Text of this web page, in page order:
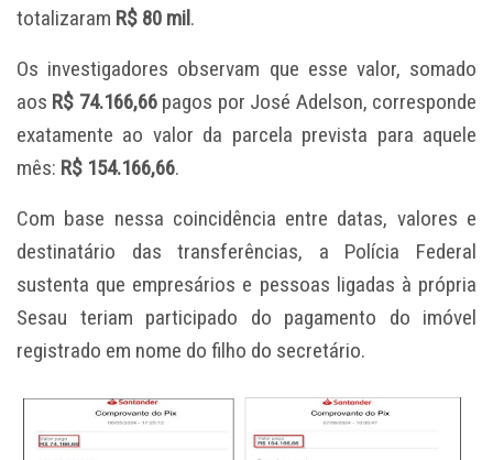
totalizaram R$ 80 mil.
Os investigadores observam que esse valor, somado
aos R$ 74.166,66pagos por José Adelson, corresponde
exatamente ao valor da parcela prevista para aquele
mês: R$ 154.166,66.
Com base nessa coincidência entre datas, valores e
destinatário das transferências, a Polícia Federal
sustenta que empresários e pessoas ligadas à própria
Sesau teriam participado do pagamento do imóvel
registrado em nome do filho do secretário.